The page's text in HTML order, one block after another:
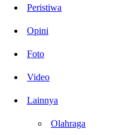
Peristiwa
Opini
Foto
Video
Lainnya
Olahraga